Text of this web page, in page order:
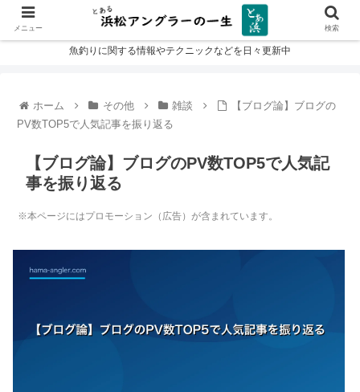
魚釣りに関する情報やテクニックなどを日々更新中
ホーム その他 雑談
【ブログ論】ブログの
PV数TOP5で人気記事を振り返る
【ブログ論】ブログのPV数TOP5で人気記
事を振り返る
※本ページにはプロモーション（広告）が含まれています。
メニュー 検索